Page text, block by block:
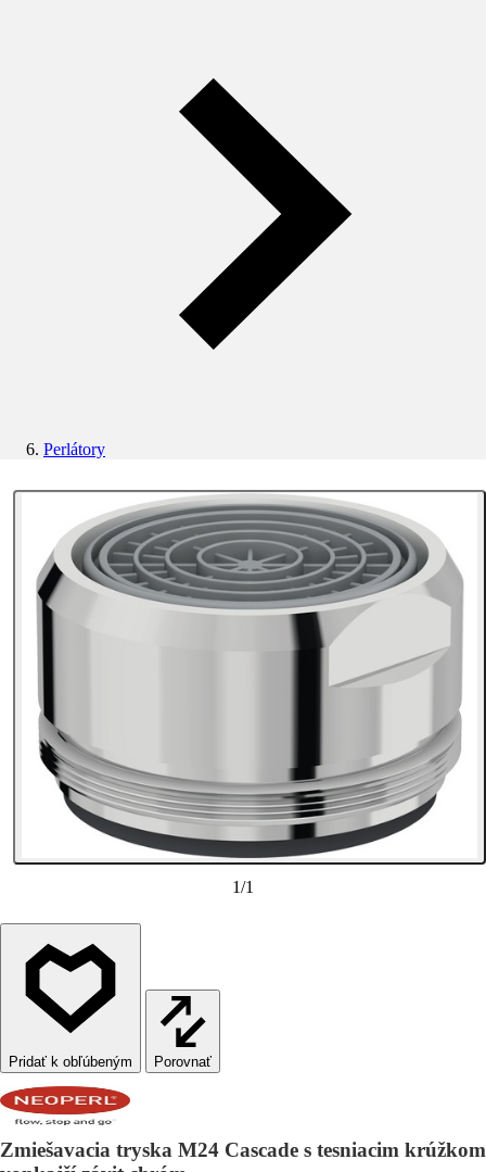
Perlátory
1/1
Porovnať
Zmiešavacia tryska M24 Cascade s tesniacim krúžkom